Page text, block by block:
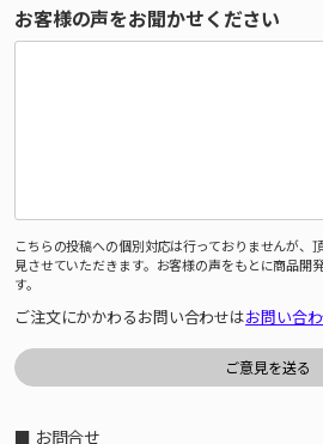
お客様の声をお聞かせください
こちらの投稿への個別対応は行っておりませんが、
見させていただきます。お客様の声をもとに商品開
す。
ご注文にかかわるお問い合わせはお問い合
■ お問合せ